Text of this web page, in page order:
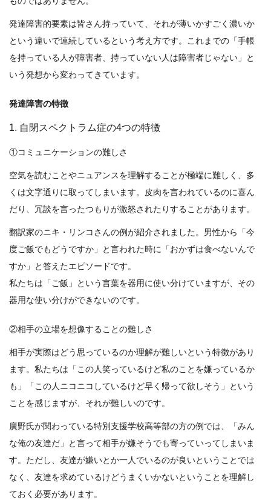
発達障害的要素は皆さん持っていて、それが薄いかすごく濃いか
という違いで連続しているという考え方です。これまでの「手帳
を持っている人が障害者、持っていない人は障害者じゃない」と
いう発想から変わってきています。
発達障害の特徴
1. 自閉スペクトラム症の4つの特徴
①コミュニケーションの難しさ
空気を読むことやニュアンスを理解することが極端に難しく、多
くは文字通りに取ってしまいます。皮肉を言われているのに喜ん
だり、冗談を言ったつもりが激怒されたりすることがあります。
翻訳家のニキ・リンコさんの例が紹介されました。男性から「今
度ご飯でもどうですか」と言われた時に「おかずは食べないんで
すか」と答えたエピソードです。
私たちは「ご飯」という言葉を器用に使い分けていますが、その
器用な使い分けができないのです。
②相手の立場を想像することの難しさ
相手が実際はどう思っているのか理解が難しいという特徴があり
ます。私たちは「この人笑っているけど私のことを嫌っているか
も」「この人ニコニコしているけど早く帰って欲しそう」という
ことを感じますが、それが難しいのです。
廣野氏が関わっている特別支援学校高等部の方の例では、「みん
な俺の友達だ」と言って相手が嫌そうでも寄っていってしまいま
す。ただし、友達が嫌いとか一人でいるのが良いということでは
なく、友達を求めているけどうまくいかないということを理解し
ておく必要があります。